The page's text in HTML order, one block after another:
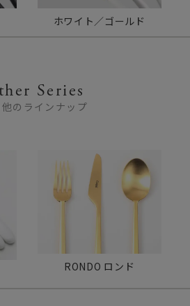
ホワイト／ゴールド
Series
のラインナップ
RONDO ロンド